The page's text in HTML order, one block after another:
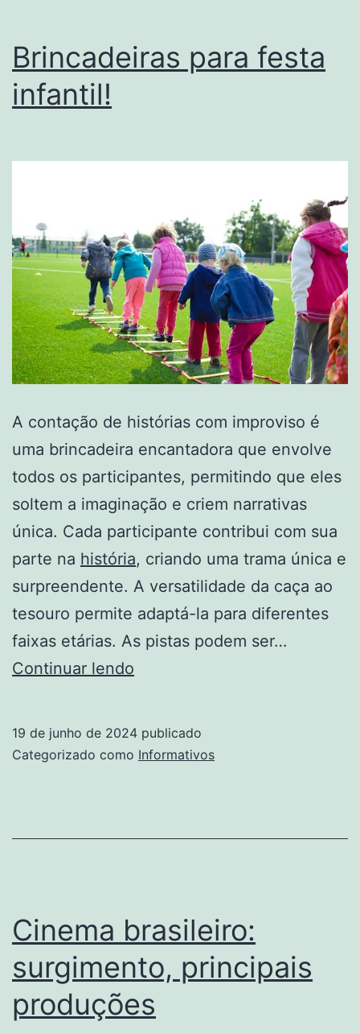
Brincadeiras para festa
infantil!
A contação de histórias com improviso é
uma brincadeira encantadora que envolve
todos os participantes, permitindo que eles
soltem a imaginação e criem narrativas
única. Cada participante contribui com sua
parte na história, criando uma trama única e
surpreendente. A versatilidade da caça ao
tesouro permite adaptá-la para diferentes
faixas etárias. As pistas podem ser…
Continuar lendo
infantil!
19 de junho de 2024 publicado
Categorizado como Informativos
Cinema brasileiro:
surgimento, principais
produções